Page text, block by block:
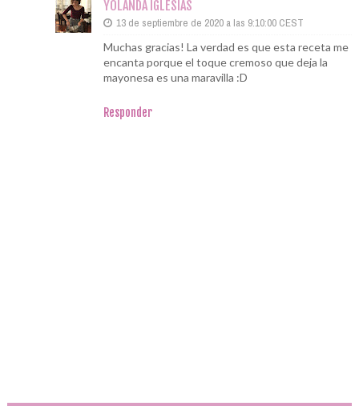
YOLANDA IGLESIAS
13 de septiembre de 2020 a las 9:10:00 CEST
Muchas gracias! La verdad es que esta receta me
encanta porque el toque cremoso que deja la
mayonesa es una maravilla :D
Responder